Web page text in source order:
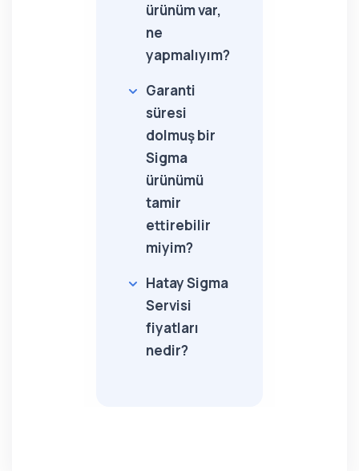
ürünüm var,
ne
yapmalıyım?
Garanti
süresi
dolmuş bir
Sigma
ürünümü
tamir
ettirebilir
miyim?
Hatay Sigma
Servisi
fiyatları
nedir?